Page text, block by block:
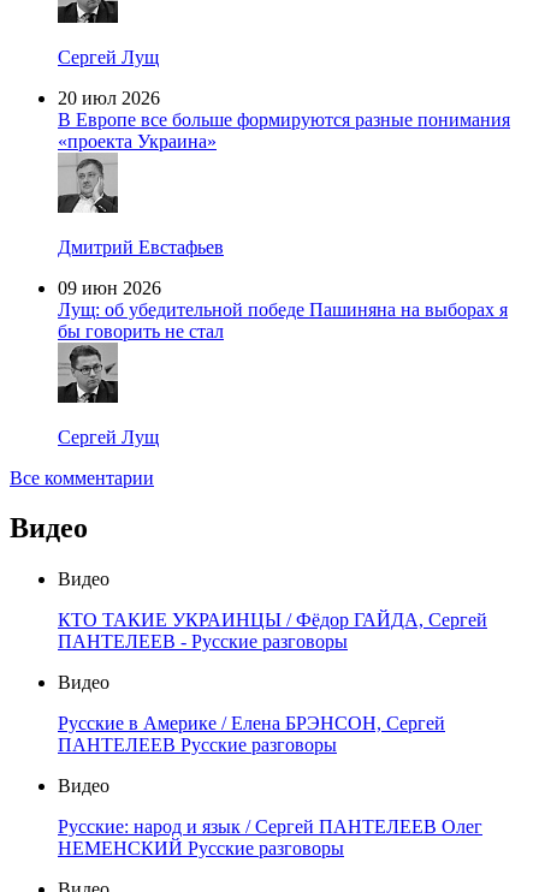
Сергей Лущ
20 июл 2026
В Европе все больше формируются разные понимания
«проекта Украина»
Дмитрий Евстафьев
09 июн 2026
Лущ: об убедительной победе Пашиняна на выборах я
бы говорить не стал
Сергей Лущ
Все комментарии
Видео
Видео
КТО ТАКИЕ УКРАИНЦЫ / Фёдор ГАЙДА, Сергей
ПАНТЕЛЕЕВ - Русские разговоры
Видео
Русские в Америке / Елена БРЭНСОН, Сергей
ПАНТЕЛЕЕВ Русские разговоры
Видео
Русские: народ и язык / Сергей ПАНТЕЛЕЕВ Олег
НЕМЕНСКИЙ Русские разговоры